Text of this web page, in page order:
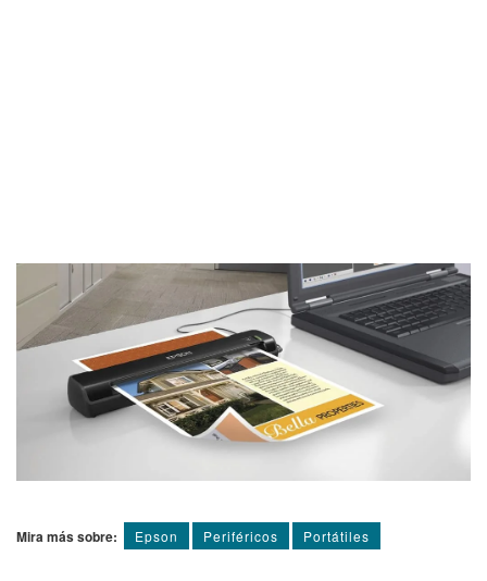
Mira más sobre: Epson Periféricos Portátiles